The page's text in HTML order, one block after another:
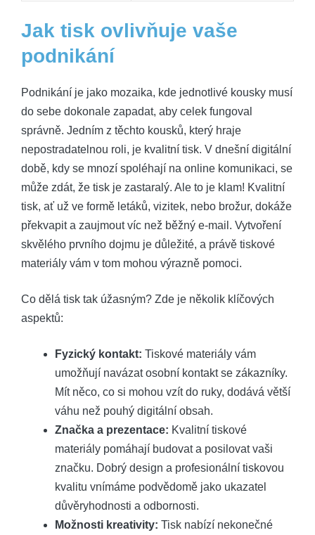
Jak tisk ovlivňuje vaše
podnikání
Podnikání je jako mozaika, kde jednotlivé kousky musí
do sebe dokonale zapadat, aby celek fungoval
správně. Jedním z těchto kousků, který hraje
nepostradatelnou roli, je kvalitní tisk. V dnešní digitální
době, kdy se mnozí spoléhají na online komunikaci, se
může zdát, že tisk je zastaralý. Ale to je klam! Kvalitní
tisk, ať už ve formě letáků, vizitek, nebo brožur, dokáže
překvapit a zaujmout víc než běžný e-mail. Vytvoření
skvělého prvního dojmu je důležité, a právě tiskové
materiály vám v tom mohou výrazně pomoci.
Co dělá tisk tak úžasným? Zde je několik klíčových
aspektů:
Fyzický kontakt: Tiskové materiály vám
umožňují navázat osobní kontakt se zákazníky.
Mít něco, co si mohou vzít do ruky, dodává větší
váhu než pouhý digitální obsah.
Značka a prezentace: Kvalitní tiskové
materiály pomáhají budovat a posilovat vaši
značku. Dobrý design a profesionální tiskovou
kvalitu vnímáme podvědomě jako ukazatel
důvěryhodnosti a odbornosti.
Možnosti kreativity: Tisk nabízí nekonečné